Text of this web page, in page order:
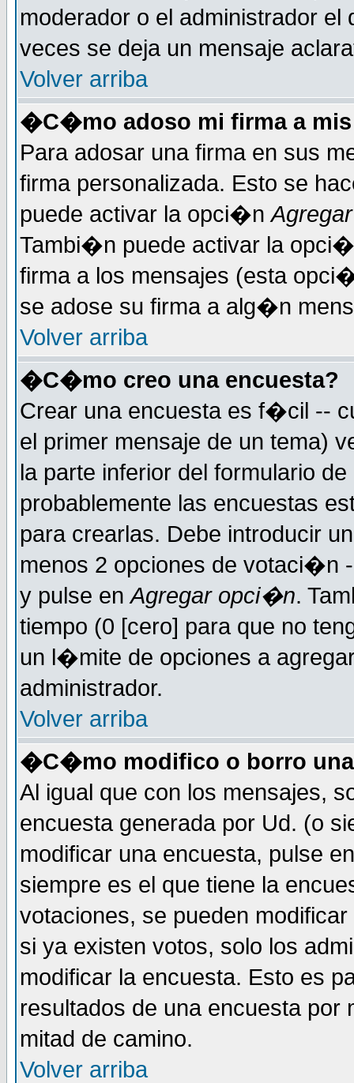
moderador o el administrador
veces se deja un mensaje
Volver arriba
�C�mo adoso mi firma a mis
Para adosar una firma en sus
firma personalizada. Esto se
puede activar la opci�n
Tambi�n puede activar la
firma a los mensajes (esta
se adose su firma a alg�n
Volver arriba
�C�mo creo una encuesta?
Crear una encuesta es f�cil --
el primer mensaje de un
la parte inferior del formulario
probablemente las encuestas
para crearlas. Debe introducir
menos 2 opciones de votaci�n
y pulse enAgregar opci�n.
tiempo (0 [cero] para que no
un l�mite de opciones a
administrador.
Volver arriba
�C�mo modifico o borro
Al igual que con los mensajes,
encuesta generada por Ud. (o
modificar una encuesta, pulse
siempre es el que tiene la
votaciones, se pueden
si ya existen votos, solo los
modificar la encuesta. Esto es
resultados de una encuesta
mitad de camino.
Volver arriba